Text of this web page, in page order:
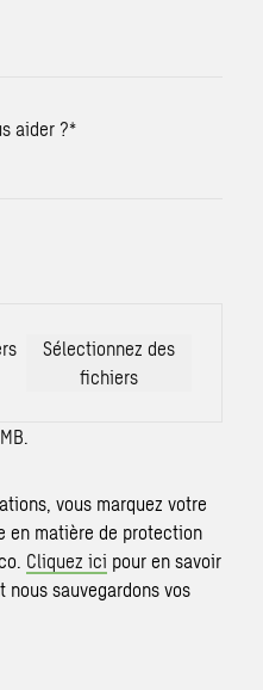
aider ?*
Sélectionnez des
fichiers
vous marquez votre
en matière de protection
Cliquez ici pour en savoir
nous sauvegardons vos